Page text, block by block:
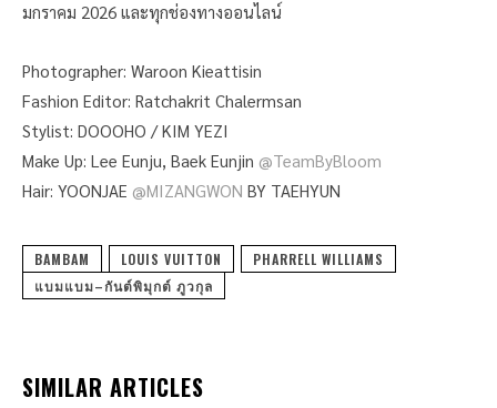
มกราคม 2026 และทุกช่องทางออนไลน์
Photographer: Waroon Kieattisin
Fashion Editor: Ratchakrit Chalermsan
Stylist: DOOOHO / KIM YEZI
Make Up: Lee Eunju, Baek Eunjin @TeamByBloom
Hair: YOONJAE @MIZANGWON BY TAEHYUN
BAMBAM LOUIS VUITTON
PHARRELL WILLIAMS
แบมแบม–กันต์พิมุกต์ ภูวกุล
SIMILAR ARTICLES